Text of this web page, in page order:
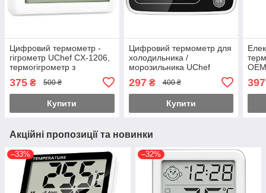
Цифровий термометр -
гігрометр UChef CX-1206,
термогігрометр з
будильником / годинником
/ календарем /
індикатором комфорту
375 ₴ 500 ₴
Купити
Цифровий термометр для
холодильника /
морозильника UChef
магнітом
297₴ 400 ₴
Купити
397
Акційні пропозиції та новинки
–33% –32%